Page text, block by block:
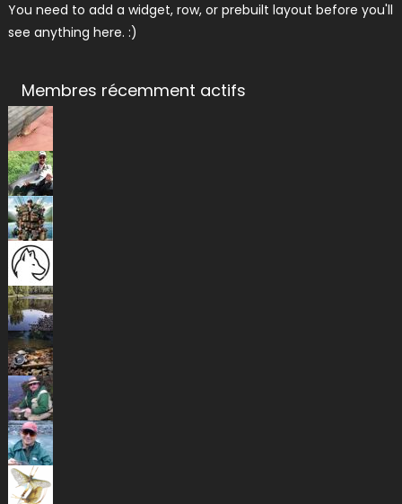
You need to add a widget, row, or prebuilt layout before you'll
see anything here. :)
Membres récemment actifs